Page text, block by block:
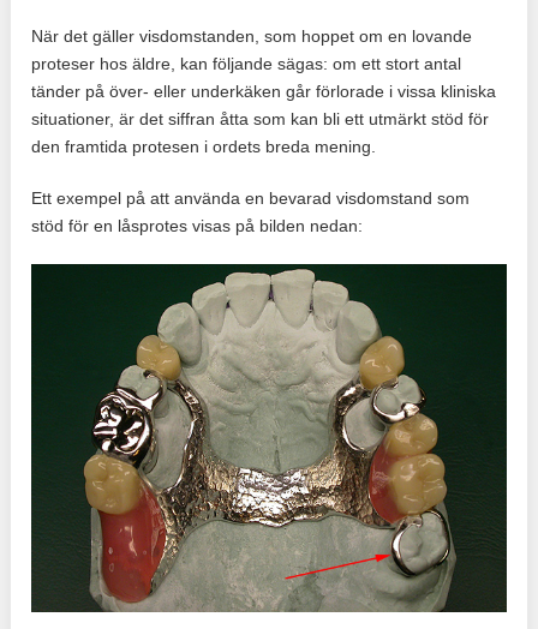
När det gäller visdomstanden, som hoppet om en lovande
proteser hos äldre, kan följande sägas: om ett stort antal
tänder på över- eller underkäken går förlorade i vissa kliniska
situationer, är det siffran åtta som kan bli ett utmärkt stöd för
den framtida protesen i ordets breda mening.
Ett exempel på att använda en bevarad visdomstand som
stöd för en låsprotes visas på bilden nedan: